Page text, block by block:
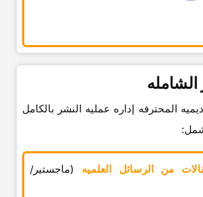
المحترفه إداره عملیه النشر بالکامل
من الرسائل العلمیه (ماجستیر/